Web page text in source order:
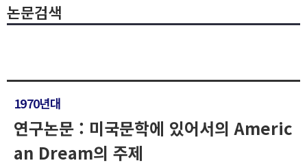
논문검색
1970년대
연구논문 : 미국문학에 있어서의 Americ
an Dream의 주제